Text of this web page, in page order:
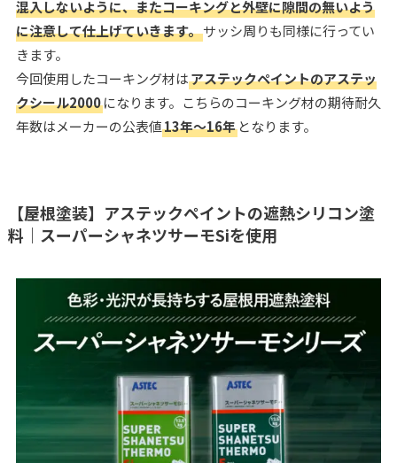
混入しないように、またコーキングと外壁に隙間の無いよう
に注意して仕上げていきます。サッシ周りも同様に行ってい
きます。
今回使用したコーキング材はアステックペイントのアステッ
クシール2000になります。こちらのコーキング材の期待耐久
年数はメーカーの公表値13年～16年となります。
【屋根塗装】アステックペイントの遮熱シリコン塗
料｜スーパーシャネツサーモSiを使用